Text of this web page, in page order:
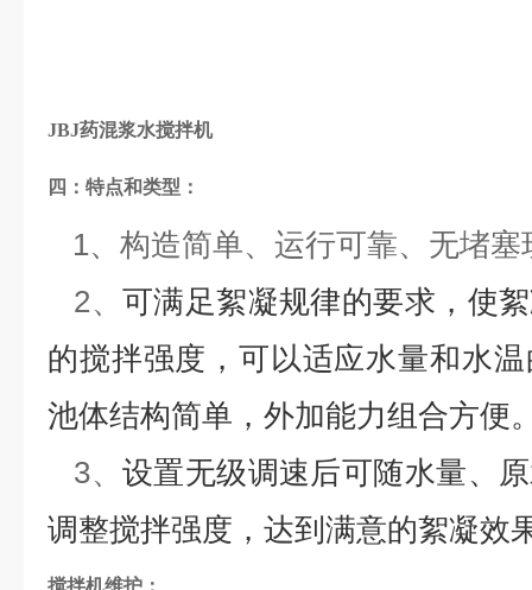
JBJ药混浆水搅拌机
四： 特点和类型：
1、 构造简单、运行可靠、无堵
2、可满足絮凝规律的要求，使
的搅拌强度，可以适应水量和水
池体结构简单，外加能力组合方便
3、设置无级调速后可随水量、
调整搅拌强度，达到满意的絮凝效
搅拌机维护：